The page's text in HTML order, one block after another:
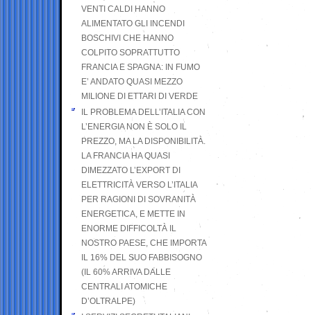
VENTI CALDI HANNO
ALIMENTATO GLI INCENDI
BOSCHIVI CHE HANNO
COLPITO SOPRATTUTTO
FRANCIA E SPAGNA: IN FUMO
E’ ANDATO QUASI MEZZO
MILIONE DI ETTARI DI VERDE
IL PROBLEMA DELL’ITALIA CON
L’ENERGIA NON È SOLO IL
PREZZO, MA LA DISPONIBILITÀ.
LA FRANCIA HA QUASI
DIMEZZATO L’EXPORT DI
ELETTRICITÀ VERSO L’ITALIA
PER RAGIONI DI SOVRANITÀ
ENERGETICA, E METTE IN
ENORME DIFFICOLTÀ IL
NOSTRO PAESE, CHE IMPORTA
IL 16% DEL SUO FABBISOGNO
(IL 60% ARRIVA DALLE
CENTRALI ATOMICHE
D’OLTRALPE)